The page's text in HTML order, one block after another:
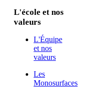
L'école et nos
valeurs
L'Équipe
et nos
valeurs
Les
Monosurfaces